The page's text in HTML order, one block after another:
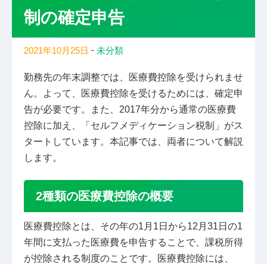
制の確定申告
2021年10月25日 - 未分類
勤務先の年末調整では、医療費控除を受けられませ
ん。よって、医療費控除を受けるためには、確定申
告が必要です。また、2017年分から通常の医療費
控除に加え、「セルフメディケーション税制」がス
タートしています。本記事では、両者について解説
します。
2種類の医療費控除の概要
医療費控除とは、その年の1月1日から12月31日の1
年間に支払った医療費を申告することで、課税所得
が控除される制度のことです。医療費控除には、